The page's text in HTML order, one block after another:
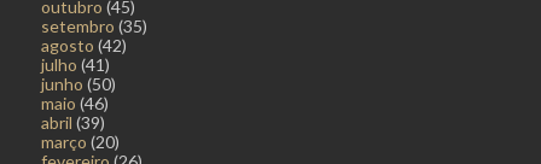
outubro (45)
setembro (35)
agosto (42)
julho (41)
junho (50)
maio (46)
abril (39)
março (20)